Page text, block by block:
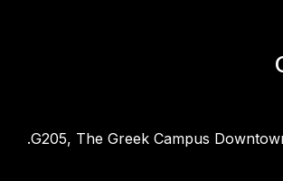
G205, The Greek Campus